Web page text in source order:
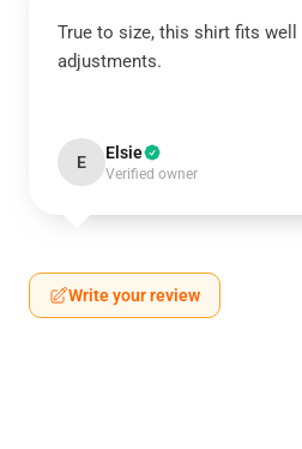
True to size, this shirt fits
adjustments.
E Elsie
Verified owner
Write your review